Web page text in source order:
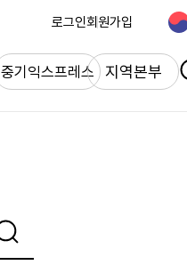
로그인회원가입
중기익스프레스 지역본부